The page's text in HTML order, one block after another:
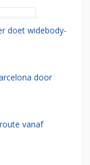
doet widebody-
door
vanaf